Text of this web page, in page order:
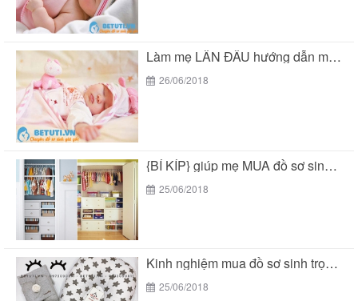
Làm mẹ LẦN ĐẦU hướng dẫn mua “đồ sơ...
26/06/2018
{BÍ KÍP} giúp mẹ MUA đồ sơ sinh trọn...
25/06/2018
Kinh nghiệm mua đồ sơ sinh trọn gói tại...
25/06/2018